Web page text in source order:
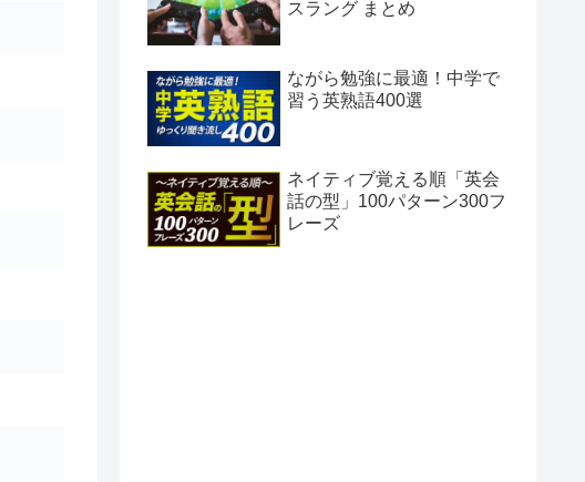
スラング まとめ
ながら勉強に最適！中学で
習う英熟語400選
ネイティブ覚える順「英会
話の型」100パターン300フ
レーズ